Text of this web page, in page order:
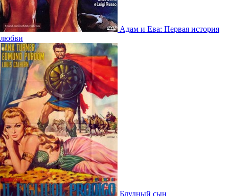
Адам и Ева: Первая история
любви
Блудный сын